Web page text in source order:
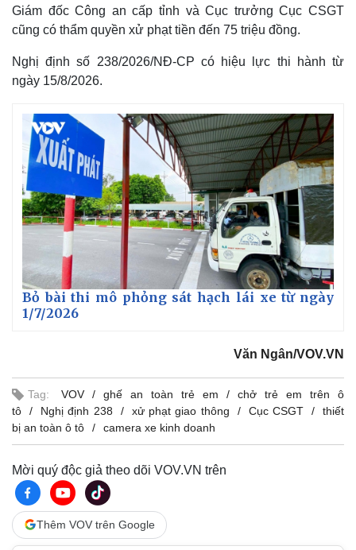
Kinh tế
Bất động sản
Khởi nghiệp
Thị trường
Giá vàng
Tiêu dùng
Tỷ giá
Chứng khoán
Giá cà phê
Giám đốc Công an cấp tỉnh và Cục trưởng Cục CSGT
cũng có thẩm quyền xử phạt tiền đến 75 triệu đồng.
Nghị định số 238/2026/NĐ-CP có hiệu lực thi hành từ
ngày 15/8/2026.
Bỏ bài thi mô phỏng sát hạch lái xe từ ngày
1/7/2026
Văn Ngân/VOV.VN
Tag: VOV ghế an toàn trẻ em
chở trẻ em trên ô
tô
Nghị định 238 xử phạt giao thông Cục CSGT
thiết
bị an toàn ô tô
camera xe kinh doanh
Mời quý độc giả theo dõi VOV.VN trên
Thêm VOV trên Google